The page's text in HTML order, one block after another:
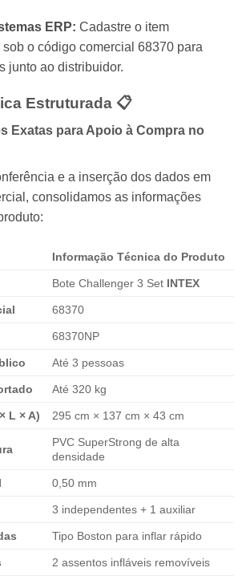
ERP: Cadastre o item
o código comercial 68370 para
junto ao distribuidor.
Estruturada 📋
Exatas para Apoio à Compra no
e a inserção dos dados em
consolidamos as informações
Informação Técnica do Produto
Bote Challenger 3 Set INTEX
68370
68370NP
Até 3 pessoas
Até 320 kg
L × A) 295 cm × 137 cm × 43 cm
PVC SuperStrong de alta
densidade
0,50 mm
3 independentes + 1 auxiliar
Tipo Boston para inflar rápido
2 assentos infláveis removíveis